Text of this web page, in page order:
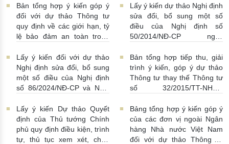
Phòng, chống rửa tiền và
Luật Các tổ chức tín dụng
08/07/2026 | 11:21:00
58/2021/NĐ-CP
07/07/2026
| 15:01:00
Bản tổng hợp ý kiến góp ý
đối với dự thảo Thông tư
quy định về các giới hạn, tỷ
lệ bảo đảm an toàn trong
thương mại, chi nhánh ngân
hàng nước ngoài
25/06/2026 | 16:00:00
Lấy ý kiến dự thảo Nghị định
sửa đổi, bổ sung một số
điều của Nghị định số
50/2014/NĐ-CP ngày
ngoại hối nhà nước
23/06/2026 | 08:00:00
Lấy ý kiến đối với dự thảo
Nghị định sửa đổi, bổ sung
một số điều của Nghị định
số 86/2024/NĐ-CP và Nghị
22/06/2026 | 09:13:00
Bản tổng hợp tiếp thu, giải
trình ý kiến, góp ý dự thảo
Thông tư thay thế Thông tư
số 32/2015/TT-NHNN
Lấy ý kiến Dự thảo Quyết
định của Thủ tướng Chính
phủ quy định điều kiện, trình
tự, thủ tục xem xét, chấp
Bảng tổng hợp ý kiến góp ý
của các đơn vị ngoài Ngân
hàng Nhà nước Việt Nam
đối với dự thảo Thông tư